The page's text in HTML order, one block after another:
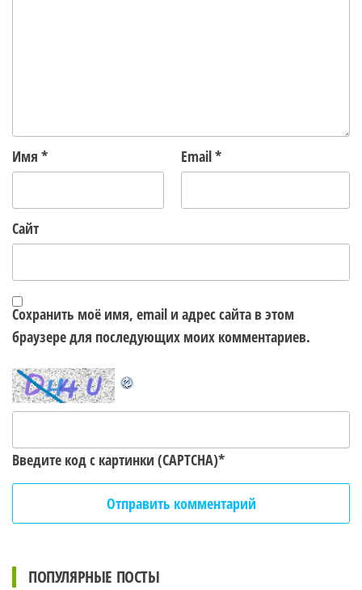
Имя * Email*
Сайт
Сохранить моё имя, email и адрес сайта в этом
браузере для последующих моих комментариев.
Введите код с картинки (CAPTCHA)*
ПОПУЛЯРНЫЕ ПОСТЫ